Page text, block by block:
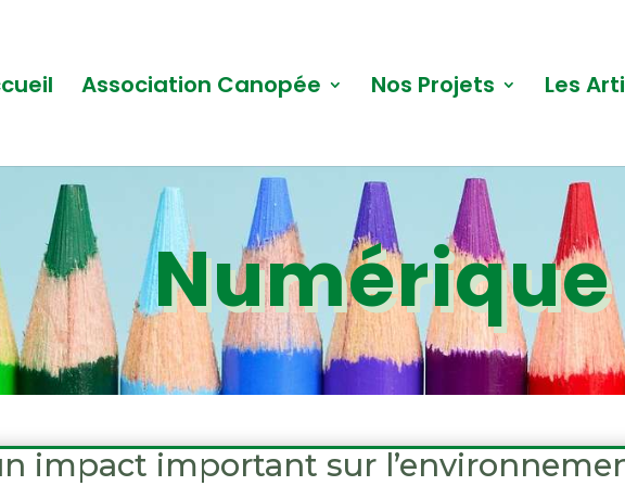
Association Canopée Nos Projets Les
Numérique
impact important sur